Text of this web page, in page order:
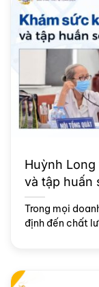
Huỳnh
và tập huấn
Trong mọi
định đến chất